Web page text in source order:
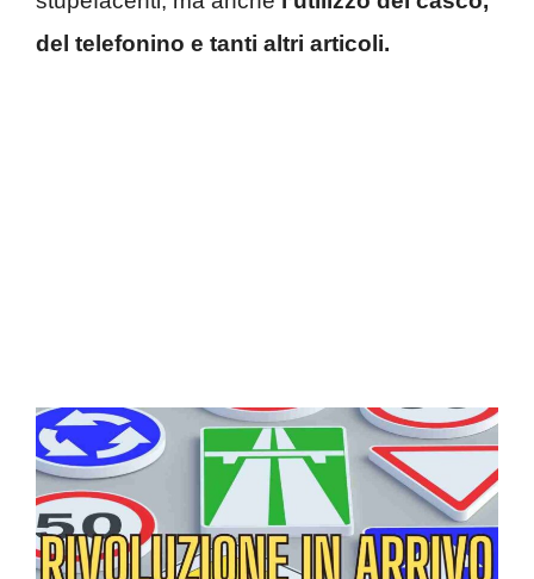
del telefonino e tanti altri articoli.